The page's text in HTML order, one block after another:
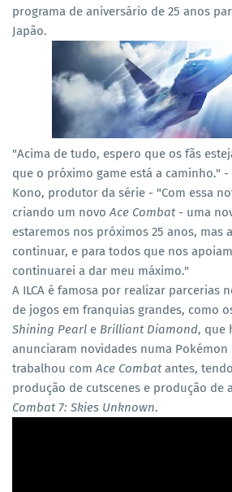
programa de aniversário de 25 anos
Japão.
"Acima de tudo, espero que os fãs
que o próximo game está a caminho."
Kono, produtor da série - "Com essa
criando um novoAce Combat - uma
estaremos nos próximos 25 anos, mas
continuar, e para todos que nos
continuarei a dar meu máximo."
A ILCA é famosa por realizar parcerias
de jogos em franquias grandes, como
Shining Pearl e Brilliant Diamond, que
anunciaram novidades numa Pokémon
trabalhou comAce Combat antes,
produção de cutscenes e produção de
Combat 7: Skies Unknown.